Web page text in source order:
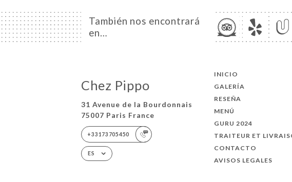
También nos encontrará
en…
Chez Pippo
31 Avenue de la Bourdonnais
75007 Paris France
+33173705450
ES
INICIO
GALERÍA
RESEÑA
MENÚ
GURU 2024
TRAITEUR ET
CONTACTO
AVISOS LEGALES